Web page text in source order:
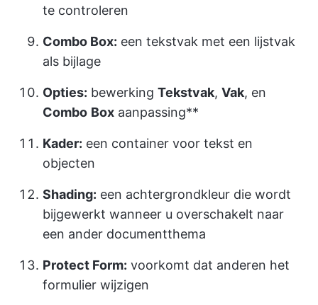
te controleren
Combo Box: een tekstvak met een lijstvak
als bijlage
Opties: bewerking Tekstvak, Vak, en
Combo Box aanpassing**
Kader: een container voor tekst en
objecten
Shading: een achtergrondkleur die wordt
bijgewerkt wanneer u overschakelt naar
een ander documentthema
Protect Form: voorkomt dat anderen het
formulier wijzigen